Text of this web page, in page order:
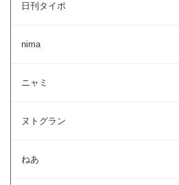
日刊タイポ
nima
ニャミ
ヌトグラン
ねあ